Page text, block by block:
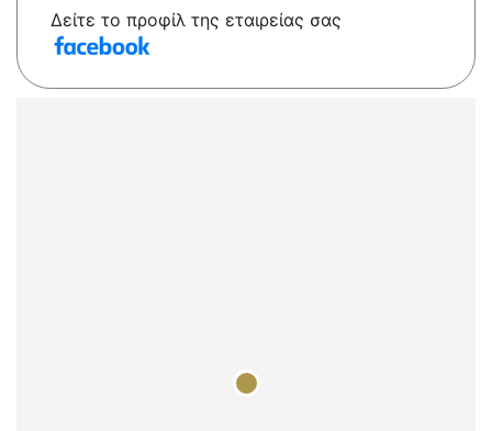
Δείτε το προφίλ της εταιρείας σας